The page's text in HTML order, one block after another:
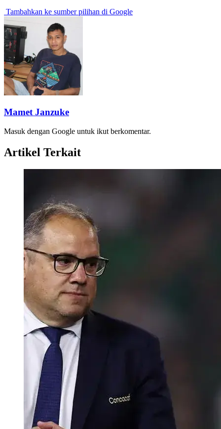
Tambahkan ke sumber pilihan di Google
Mamet Janzuke
Masuk dengan Google untuk ikut berkomentar.
Artikel Terkait